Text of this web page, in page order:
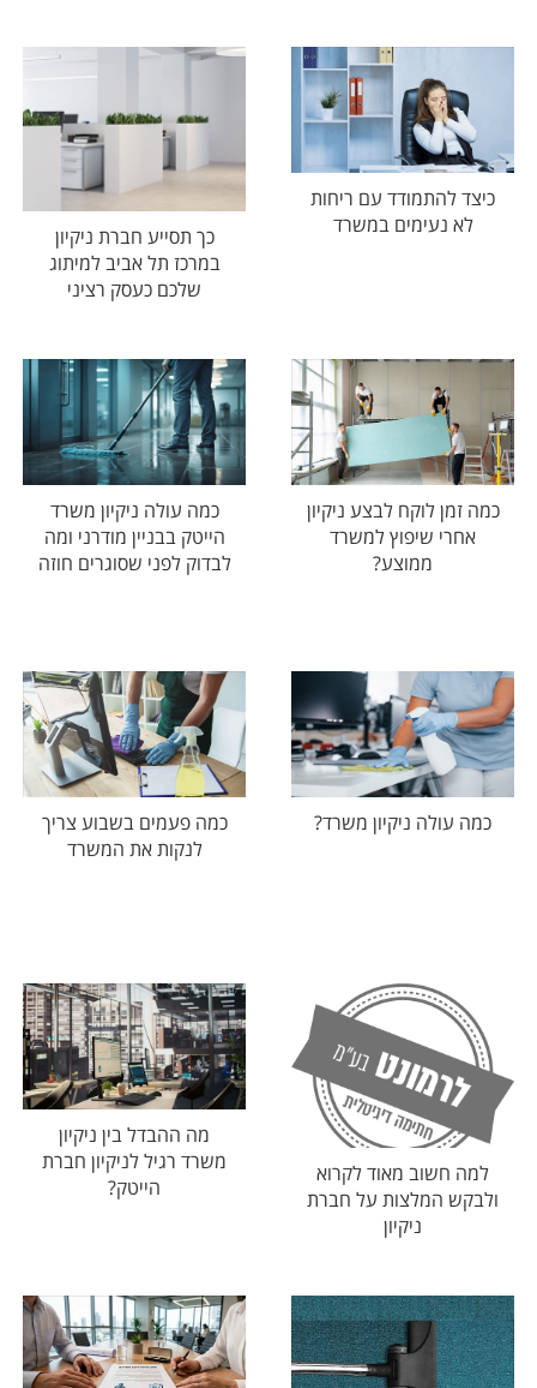
כיצד להתמודד עם ריחות
לא נעימים במשרד
כך תסייע חברת ניקיון
במרכז תל אביב למיתוג
שלכם כעסק רציני
כמה זמן לוקח לבצע ניקיון
אחרי שיפוץ למשרד
ממוצע?
כמה עולה ניקיון משרד
הייטק בבניין מודרני ומה
לבדוק לפני שסוגרים חוזה
כמה עולה ניקיון משרד?
כמה פעמים בשבוע צריך
לנקות את המשרד
למה חשוב מאוד לקרוא
ולבקש המלצות על חברת
ניקיון
מה ההבדל בין ניקיון
משרד רגיל לניקיון חברת
הייטק?